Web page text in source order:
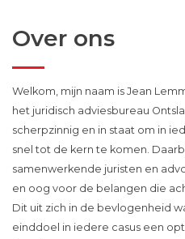
Over ons
Welkom, mijn naam is Jean
het juridisch adviesbureau
scherpzinnig en in staat om in
snel tot de kern te komen.
samenwerkende juristen en
en oog voor de belangen die
Dit uit zich in de bevlogenheid
einddoel in iedere casus een